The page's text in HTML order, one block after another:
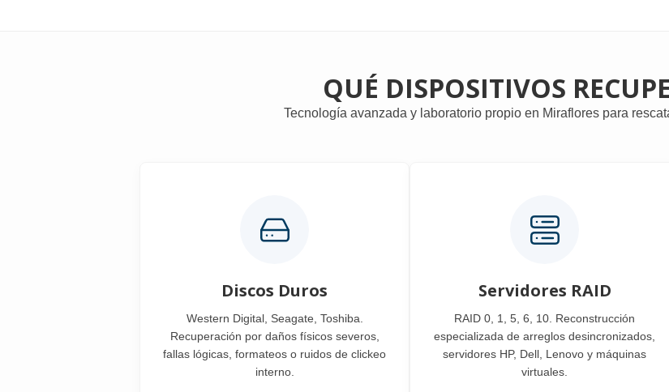
QUÉ DISPOSITIVOS
Tecnología avanzada y laboratorio propio en Miraflores para
Discos Duros
Western Digital, Seagate, Toshiba.
Recuperación por daños físicos severos,
fallas lógicas, formateos o ruidos de clickeo
interno.
Servidores RAID
RAID 0, 1, 5, 6, 10. Reconstrucción
especializada de arreglos desincronizados,
servidores HP, Dell, Lenovo y máquinas
virtuales.